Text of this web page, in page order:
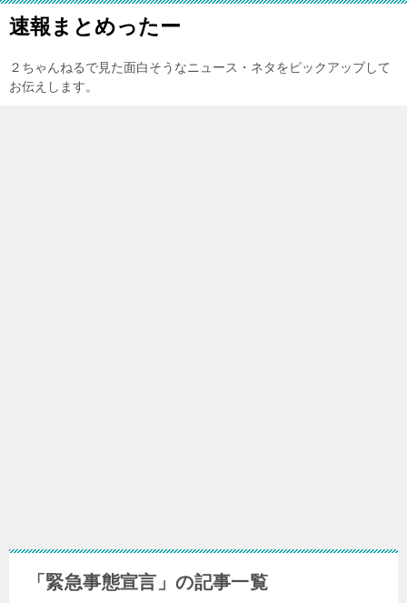
速報まとめったー
２ちゃんねるで見た面白そうなニュース・ネタをピックアップして
お伝えします。
「緊急事態宣言」の記事一覧